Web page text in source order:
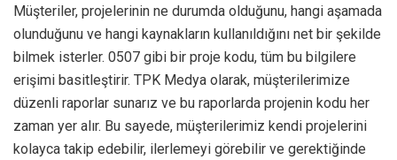
Müşteriler, projelerinin ne durumda olduğunu, hangi aşamada
olunduğunu ve hangi kaynakların kullanıldığını net bir şekilde
bilmek isterler. 0507 gibi bir proje kodu, tüm bu bilgilere
erişimi basitleştirir. TPK Medya olarak, müşterilerimize
düzenli raporlar sunarız ve bu raporlarda projenin kodu her
zaman yer alır. Bu sayede, müşterilerimiz kendi projelerini
kolayca takip edebilir, ilerlemeyi görebilir ve gerektiğinde